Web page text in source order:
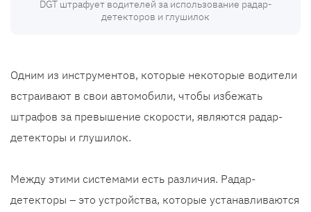
DGT штрафует водителей за использование радар-
детекторов и глушилок
Одним из инструментов, которые некоторые водители
встраивают в свои автомобили, чтобы избежать
штрафов за превышение скорости, являются радар-
детекторы и глушилок.
Между этими системами есть различия. Радар-
детекторы – это устройства, которые устанавливаются